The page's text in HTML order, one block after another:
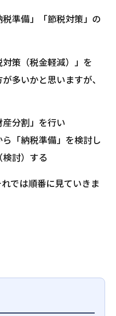
準備」「節税対策」の
策（税金軽減）」を
多いかと思いますが、
分割」を行い
「納税準備」を検討し
討）する
では順番に見ていきま